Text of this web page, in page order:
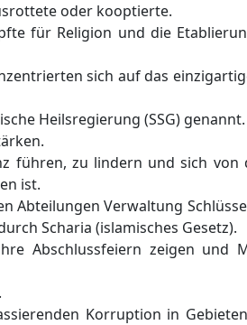
oder kooptierte.
für Religion und die
sich auf das
Heilsregierung (SSG) genannt.
führen, zu lindern und sich von
ist.
Abteilungen Verwaltung
Scharia (islamisches Gesetz).
Abschlussfeiern zeigen und
Korruption in